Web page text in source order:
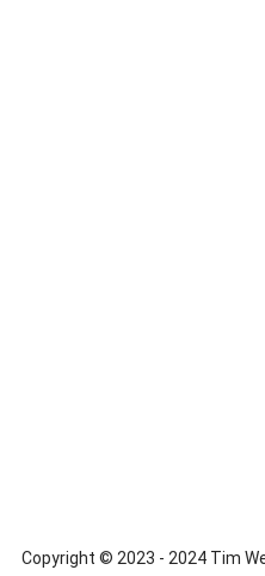
Copyright © 2023 - 2024 Tim